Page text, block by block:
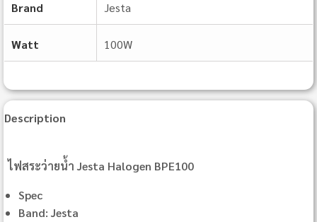
Brand Jesta
Watt 100W
Description
ไฟสระว่ายน้ำ Jesta Halogen BPE100
Spec
Band: Jesta